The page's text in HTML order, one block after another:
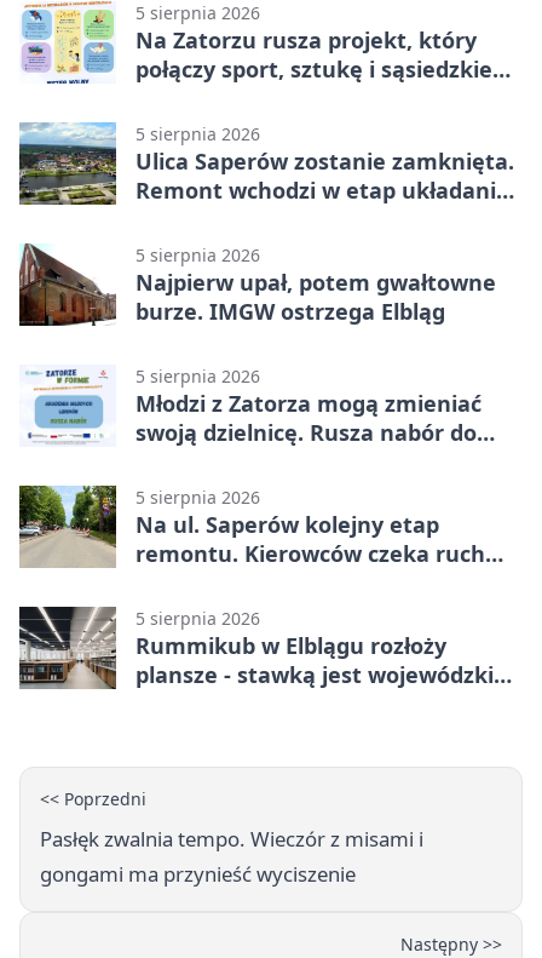
5 sierpnia 2026
Na Zatorzu rusza projekt, który
połączy sport, sztukę i sąsiedzkie
5 sierpnia 2026
Ulica Saperów zostanie zamknięta.
Remont wchodzi w etap układania
5 sierpnia 2026
Najpierw upał, potem gwałtowne
burze. IMGW ostrzega Elbląg
5 sierpnia 2026
Młodzi z Zatorza mogą zmieniać
swoją dzielnicę. Rusza nabór do
5 sierpnia 2026
Na ul. Saperów kolejny etap
remontu. Kierowców czeka ruch
5 sierpnia 2026
Rummikub w Elblągu rozłoży
plansze - stawką jest wojewódzki
<< Poprzedni
Pasłęk zwalnia tempo. Wieczór z misami i
gongami ma przynieść wyciszenie
Następny >>